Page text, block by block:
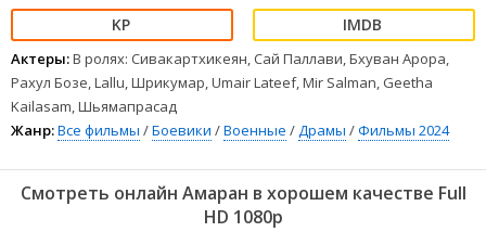
Актеры:В ролях: Сивакартхикеян, Сай Паллави, Бхуван Арора,
Рахул Бозе, Lallu, Шрикумар, Umair Lateef, Mir Salman, Geetha
Kailasam, Шьямапрасад
Жанр:Все фильмы /Боевики /Военные /Драмы /Фильмы 2024
Смотреть онлайн Амаран в хорошем качестве Full
HD 1080p